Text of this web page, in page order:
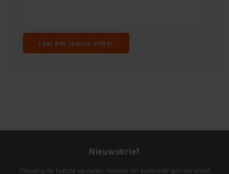
Laat een reactie achter
Nieuwsbrief
Ontvang de laatste updates, nieuws en aanbiedingen via email